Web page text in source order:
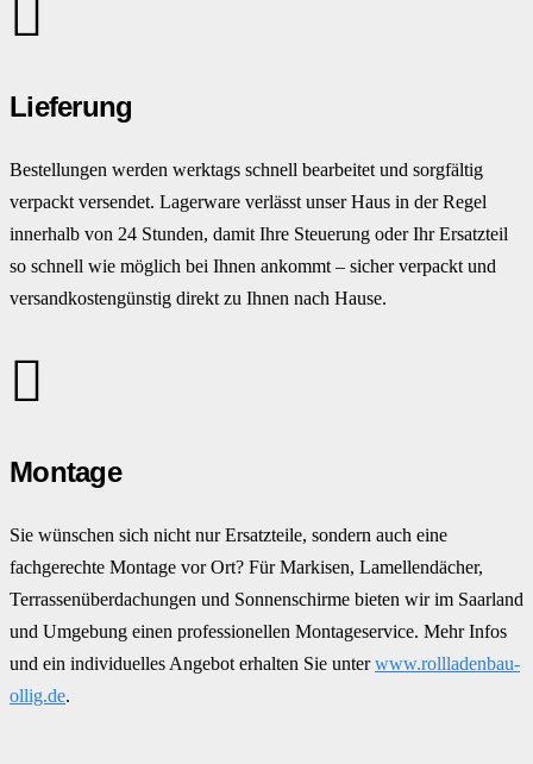
Lieferung
Bestellungen werden werktags schnell bearbeitet und sorgfältig
verpackt versendet. Lagerware verlässt unser Haus in der Regel
innerhalb von 24 Stunden, damit Ihre Steuerung oder Ihr Ersatzteil
so schnell wie möglich bei Ihnen ankommt – sicher verpackt und
versandkostengünstig direkt zu Ihnen nach Hause.
Montage
Sie wünschen sich nicht nur Ersatzteile, sondern auch eine
fachgerechte Montage vor Ort? Für Markisen, Lamellendächer,
Terrassenüberdachungen und Sonnenschirme bieten wir im Saarland
und Umgebung einen professionellen Montageservice. Mehr Infos
und ein individuelles Angebot erhalten Sie unterwww.rollladenbau-
ollig.de.